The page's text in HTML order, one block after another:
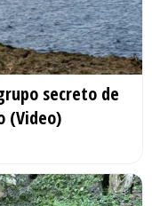
secreto de
(Video)